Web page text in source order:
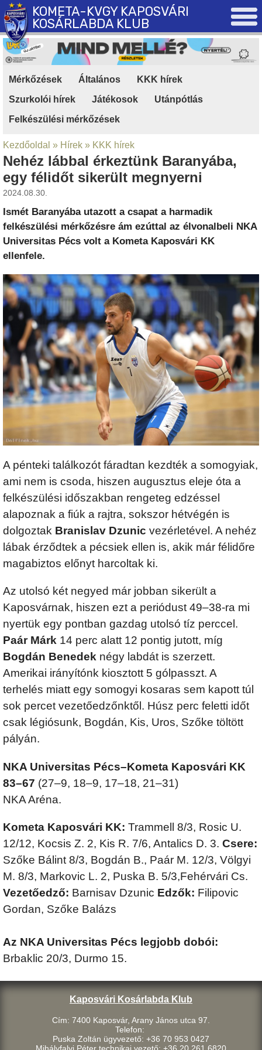
KOMETA-KVGY KAPOSVÁRI
KOSÁRLABDA KLUB
Mérkőzések Általános KKK hírek
Szurkolói hírek
Játékosok Utánpótlás
Felkészülési mérkőzések
Kezdőoldal » Hírek » KKK hírek
Nehéz lábbal érkeztünk Baranyába,
egy félidőt sikerült megnyerni
2024.08.30.
Ismét Baranyába utazott a csapat a harmadik
felkészülési mérkőzésre ám ezúttal az élvonalbeli NKA
Universitas Pécs volt a Kometa Kaposvári KK
ellenfele.
A pénteki találkozót fáradtan kezdték a somogyiak,
ami nem is csoda, hiszen augusztus eleje óta a
felkészülési időszakban rengeteg edzéssel
alapoznak a fiúk a rajtra, sokszor hétvégén is
dolgoztak Branislav Dzunic vezérletével. A nehéz
lábak érződtek a pécsiek ellen is, akik már félidőre
magabiztos előnyt harcoltak ki.
Az utolsó két negyed már jobban sikerült a
Kaposvárnak, hiszen ezt a periódust 49–38-ra mi
nyertük egy pontban gazdag utolsó tíz perccel.
Paár Márk 14 perc alatt 12 pontig jutott, míg
Bogdán Benedek négy labdát is szerzett.
Amerikai irányítónk kiosztott 5 gólpasszt. A
terhelés miatt egy somogyi kosaras sem kapott túl
sok percet vezetőedzőnktől. Húsz perc feletti időt
csak légiósunk, Bogdán, Kis, Uros, Szőke töltött
pályán.
NKA Universitas Pécs–Kometa Kaposvári KK
83–67 (27–9, 18–9, 17–18, 21–31)
NKA Aréna.
Kometa Kaposvári KK: Trammell 8/3, Rosic U.
12/12, Kocsis Z. 2, Kis R. 7/6, Antalics D. 3. Csere:
Szőke Bálint 8/3, Bogdán B., Paár M. 12/3, Völgyi
M. 8/3, Markovic L. 2, Puska B. 5/3,Fehérvári Cs.
Vezetőedző: Barnisav Dzunic Edzők: Filipovic
Gordan, Szőke Balázs
Az NKA Universitas Pécs legjobb dobói:
Brbaklic 20/3, Durmo 15.
Kaposvári Kosárlabda Klub
Cím: 7400 Kaposvár, Arany János utca 97.
Telefon:
Puska Zoltán ügyvezető: +36 70 953 0427